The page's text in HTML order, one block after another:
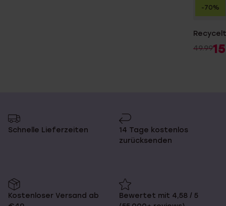
49.9915
-70%
Schnelle Lieferzeiten
14 Tage kostenlos
zurücksenden
Kostenloser Versand ab
Bewertet mit 4,58 / 5